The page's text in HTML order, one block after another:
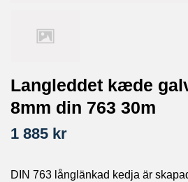
Langleddet kæde
8mm din 763 30m
1 885 kr
DIN 763 långlänkad kedja är